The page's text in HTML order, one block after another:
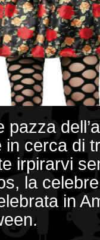
pazza
cerca di
irpirarvi
la
in